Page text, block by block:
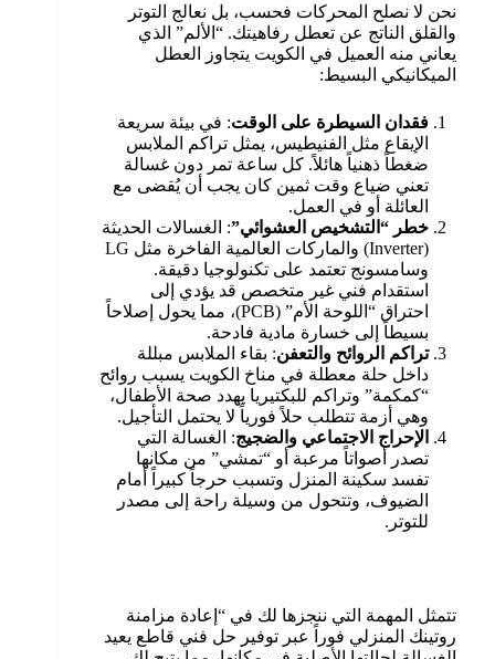
نحن لا نصلح المحركات فحسب، بل نعالج التوتر
والقلق الناتج عن تعطل رفاهيتك. “الألم” الذي
يعاني منه العميل في الكويت يتجاوز العطل
الميكانيكي البسيط:
فقدان السيطرة على الوقت: في بيئة سريعة
الإيقاع مثل الفنيطيس، يمثل تراكم الملابس
ضغطاً ذهنياً هائلاً. كل ساعة تمر دون غسالة
تعني ضياع وقت ثمين كان يجب أن يُقضى مع
العائلة أو في العمل.
خطر “التشخيص العشوائي”: الغسالات الحديثة
(Inverter) والماركات العالمية الفاخرة مثل LG
وسامسونج تعتمد على تكنولوجيا دقيقة.
استقدام فني غير متخصص قد يؤدي إلى
احتراق “اللوحة الأم” (PCB)، مما يحول إصلاحاً
بسيطاً إلى خسارة مادية فادحة.
تراكم الروائح والتعفن: بقاء الملابس مبللة
داخل حلة معطلة في مناخ الكويت يسبب روائح
“كمكمة” وتراكم للبكتيريا يهدد صحة الأطفال،
وهي أزمة تتطلب حلاً فورياً لا يحتمل التأجيل.
الإحراج الاجتماعي والضجيج: الغسالة التي
تصدر أصواتاً مرعبة أو “تمشي” من مكانها
تفسد سكينة المنزل وتسبب حرجاً كبيراً أمام
الضيوف، وتتحول من وسيلة راحة إلى مصدر
للتوتر.
تتمثل المهمة التي ننجزها لك في “إعادة مزامنة
روتينك المنزلي فوراً عبر توفير حل فني قاطع يعيد